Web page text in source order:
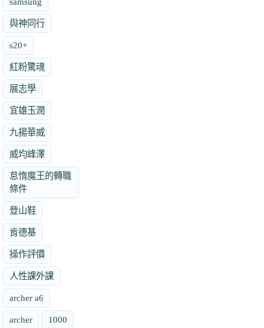
與神同行
s20+
紅粉驚魂
展志學
宜雄玉潤
九揚華威
威均峰澤
怠惰魔王的轉職
條件
登山鞋
肯德基
操作評價
人性課外課
archer a6
archer 1000